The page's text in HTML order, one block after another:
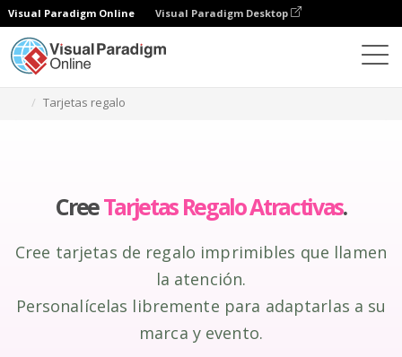
Visual Paradigm Online Visual Paradigm Desktop
Tarjetas regalo
CreeTarjetas Regalo Atractivas.
Cree tarjetas de regalo imprimibles que llamen
la atención.
Personalícelas libremente para adaptarlas a su
marca y evento.